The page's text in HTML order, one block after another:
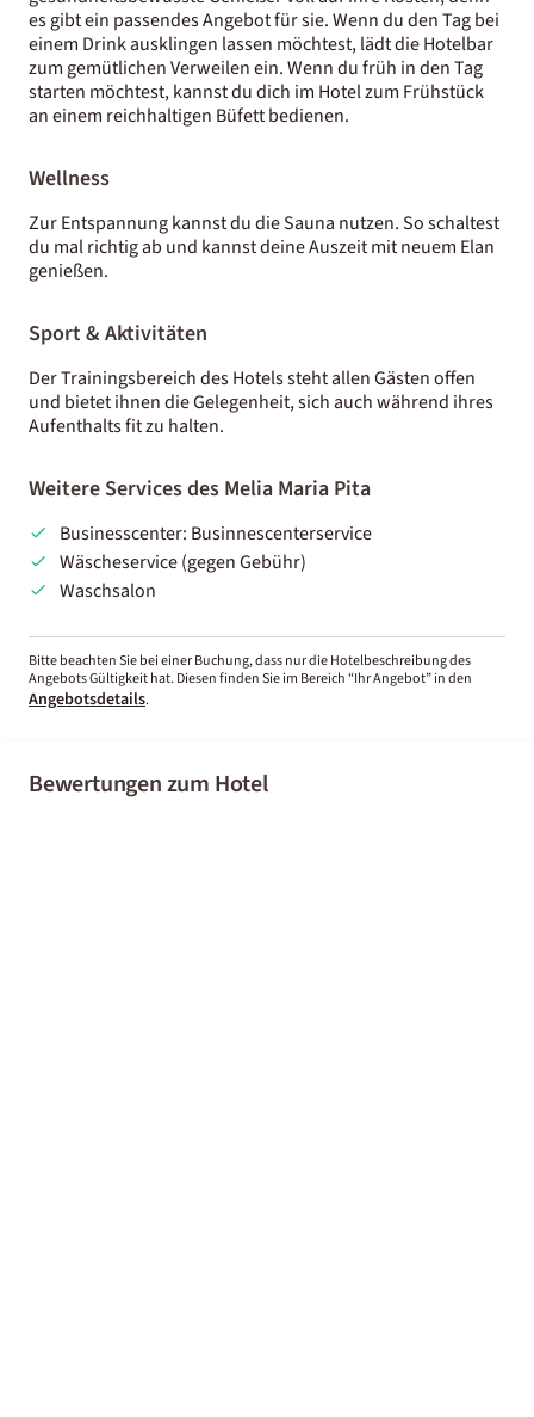
es gibt ein passendes Angebot für sie. Wenn du den Tag bei
einem Drink ausklingen lassen möchtest, lädt die Hotelbar
zum gemütlichen Verweilen ein. Wenn du früh in den Tag
starten möchtest, kannst du dich im Hotel zum Frühstück
an einem reichhaltigen Büfett bedienen.
Wellness
Zur Entspannung kannst du die Sauna nutzen. So schaltest
du mal richtig ab und kannst deine Auszeit mit neuem Elan
genießen.
Sport & Aktivitäten
Der Trainingsbereich des Hotels steht allen Gästen offen
und bietet ihnen die Gelegenheit, sich auch während ihres
Aufenthalts fit zu halten.
Weitere Services des Melia Maria Pita
Businesscenter: Businnescenterservice
Wäscheservice (gegen Gebühr)
Waschsalon
Bitte beachten Sie bei einer Buchung, dass nur die Hotelbeschreibung des
Angebots Gültigkeit hat. Diesen finden Sie im Bereich “Ihr Angebot” in den
Angebotsdetails.
Bewertungen zum Hotel